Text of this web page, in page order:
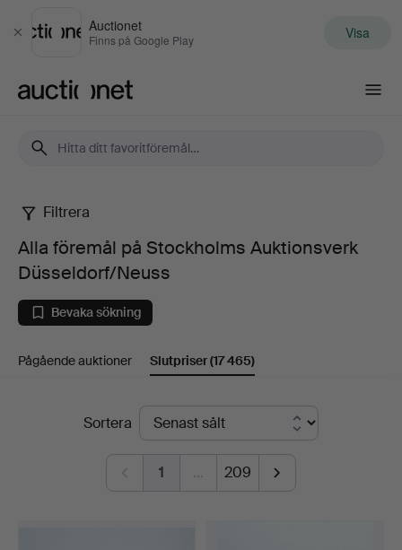
Stäng
Auctionet
Finns på Google Play Visa
Alla
föremål
på
Stockholms
Düsseldorf/Neuss
Filtrera
Alla föremål på Stockholms Auktionsverk
Düsseldorf/Neuss
Bevaka sökning
Pågående auktioner Slutpriser(17 465)
SlutpriserSortera
1 … 209